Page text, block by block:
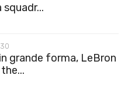
squadr...
grande forma, LeBron